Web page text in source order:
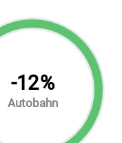
-12%
Autobahn